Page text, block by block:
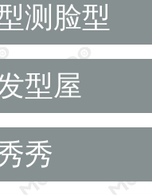
测脸型
型屋
秀